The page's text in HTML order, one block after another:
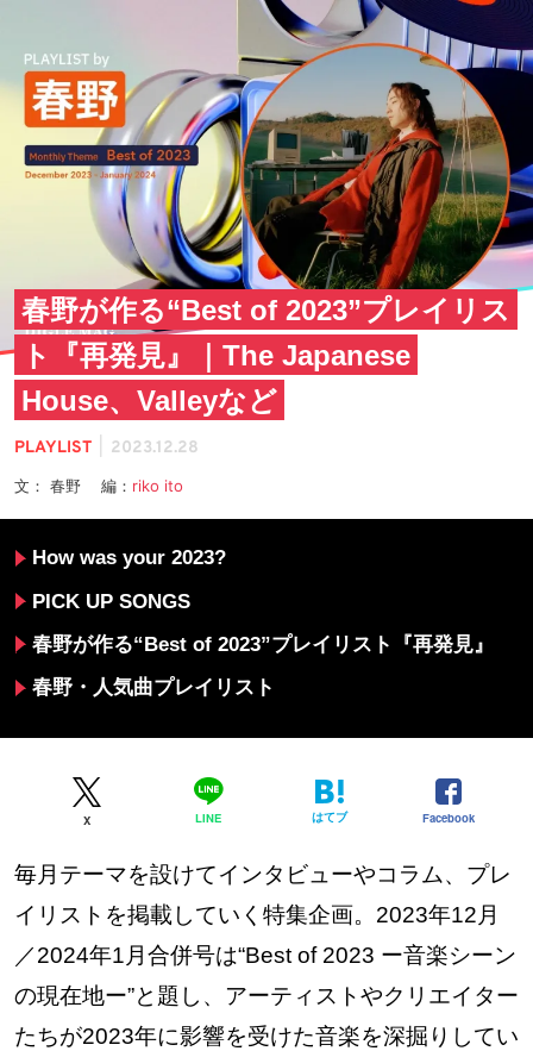
春野が作る“Best of 2023”プレイリス
ト『再発見』｜The Japanese
House、Valleyなど
PLAYLIST 2023.12.28
文： 春野 編： riko ito
How was your 2023?
PICK UP SONGS
春野が作る“Best of 2023”プレイリスト『再発見』
春野・人気曲プレイリスト
X LINE はてブ Facebook
毎月テーマを設けてインタビューやコラム、プレ
イリストを掲載していく特集企画。2023年12月
／2024年1月合併号は“Best of 2023 ー音楽シーン
の現在地ー”と題し、アーティストやクリエイター
たちが2023年に影響を受けた音楽を深掘りしてい